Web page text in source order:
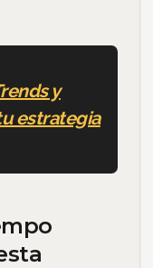
y
estrategia